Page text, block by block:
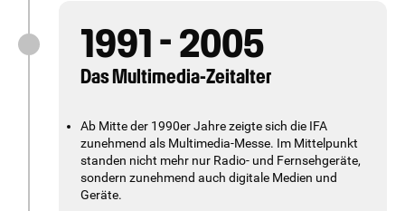
1991 - 2005
Das Multimedia-Zeitalter
Ab Mitte der 1990er Jahre zeigte sich die IFA
zunehmend als Multimedia-Messe. Im Mittelpunkt
standen nicht mehr nur Radio- und Fernsehgeräte,
sondern zunehmend auch digitale Medien und
Geräte.